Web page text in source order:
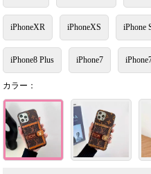
iPhoneXR iPhoneXS iPhone
iPhone8 Plus iPhone7
カラー：